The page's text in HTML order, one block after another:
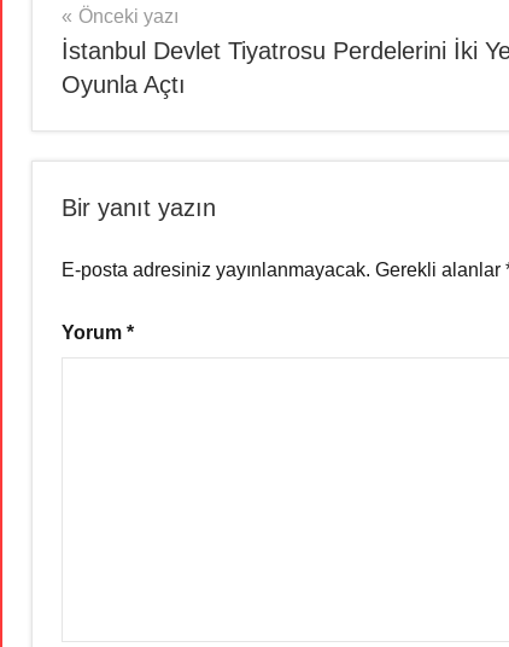
Yazı
gezinmesi
Önceki yazı
İstanbul Devlet Tiyatrosu Perdelerini İki
Oyunla Açtı
Bir yanıt yazın
E-posta adresiniz yayınlanmayacak. Gerekli alanlar
Yorum *